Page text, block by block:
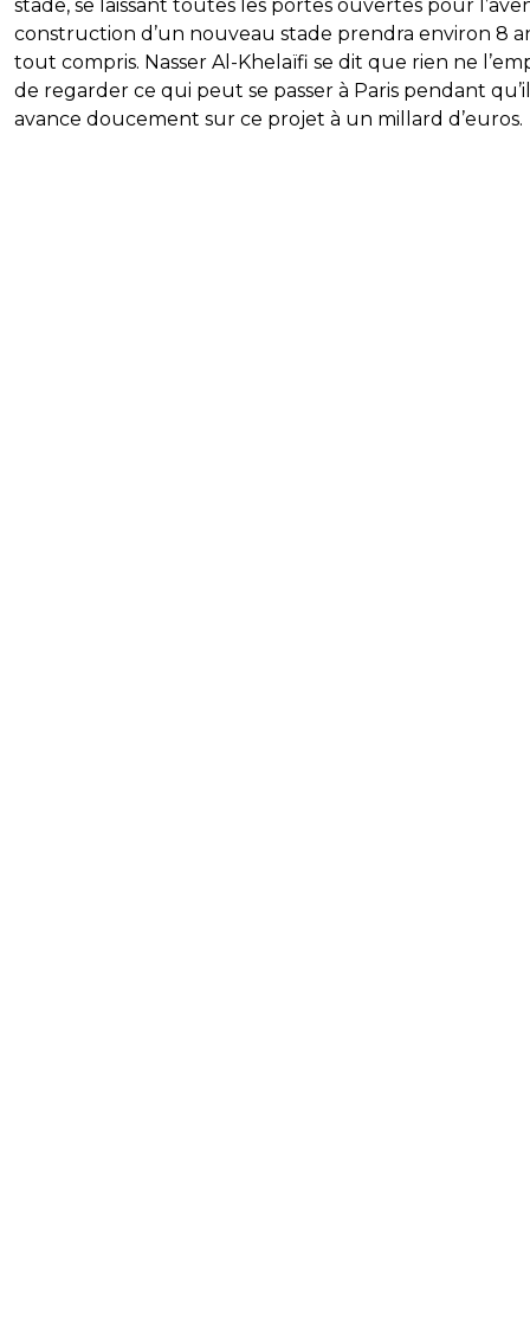
stade, se laissant toutes les portes ouvertes pour
construction d’un nouveau stade prendra environ 8
tout compris. Nasser Al-Khelaïfi se dit que rien ne
de regarder ce qui peut se passer à Paris pendant qu’il
avance doucement sur ce projet à un millard d’euros.